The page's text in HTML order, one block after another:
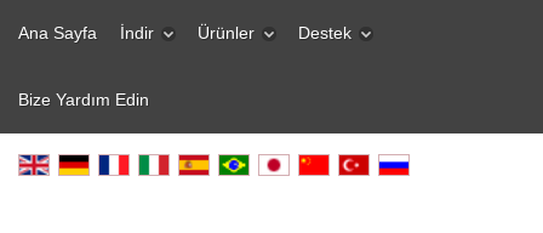
Ana Sayfa İndir Ürünler Destek
Bize Yardım Edin